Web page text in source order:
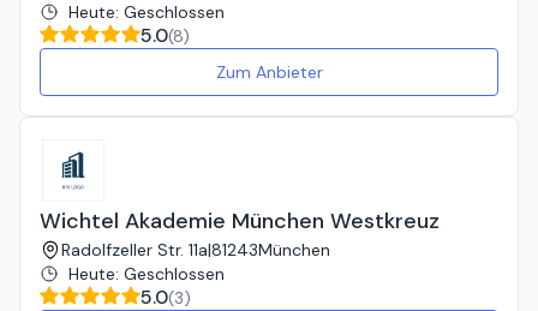
Heute: Geschlossen
5.0(8)
Zum Anbieter
Wichtel Akademie München Westkreuz
Radolfzeller Str. 11a|81243München
Heute: Geschlossen
5.0(3)